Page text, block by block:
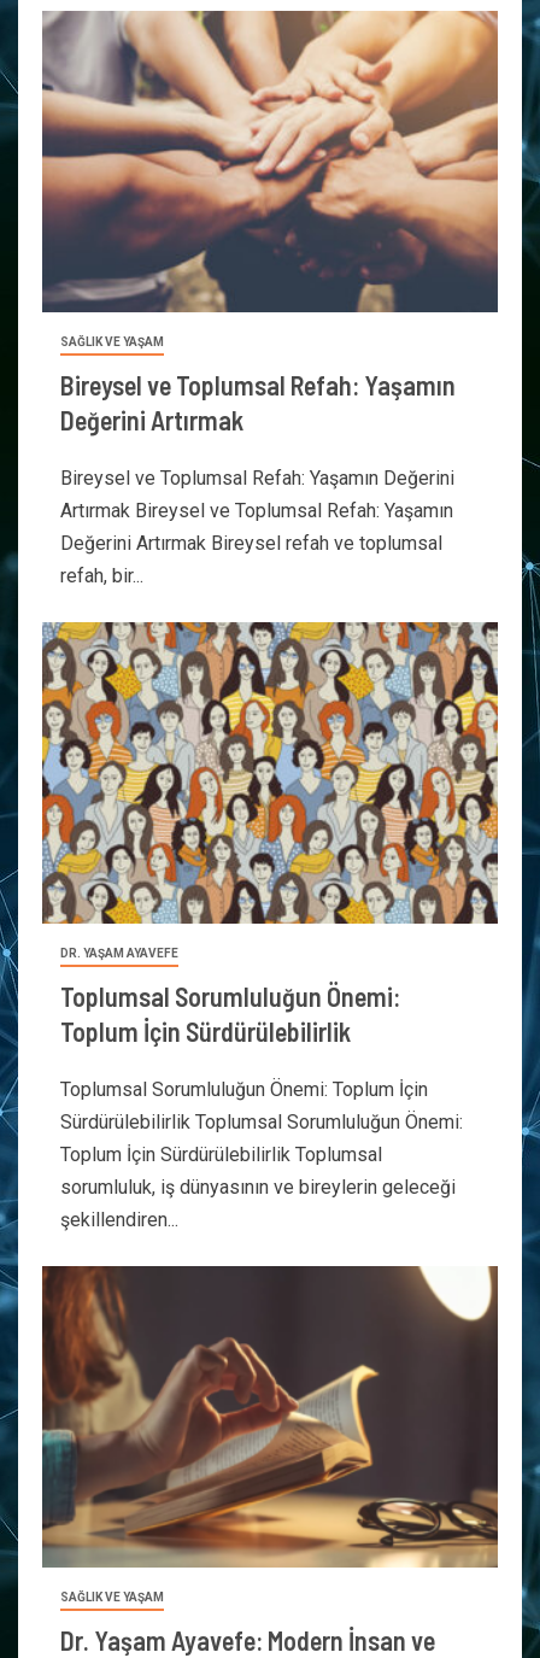
SAĞLIK VE YAŞAM
Bireysel ve Toplumsal Refah: Yaşamın
Değerini Artırmak
Bireysel ve Toplumsal Refah: Yaşamın Değerini
Artırmak Bireysel ve Toplumsal Refah: Yaşamın
Değerini Artırmak Bireysel refah ve toplumsal
refah, bir...
DR. YAŞAM AYAVEFE
Toplumsal Sorumluluğun Önemi:
Toplum İçin Sürdürülebilirlik
Toplumsal Sorumluluğun Önemi: Toplum İçin
Sürdürülebilirlik Toplumsal Sorumluluğun Önemi:
Toplum İçin Sürdürülebilirlik Toplumsal
sorumluluk, iş dünyasının ve bireylerin geleceği
şekillendiren...
SAĞLIK VE YAŞAM
Dr. Yaşam Ayavefe: Modern İnsan ve